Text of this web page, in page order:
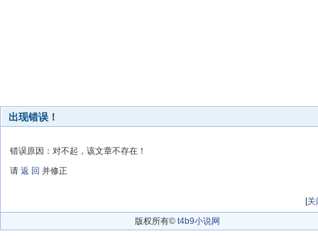
出现错误！
错误原因：对不起，该文章不存在！
请 返 回 并修正
[关
版权所有© t4b9小说网